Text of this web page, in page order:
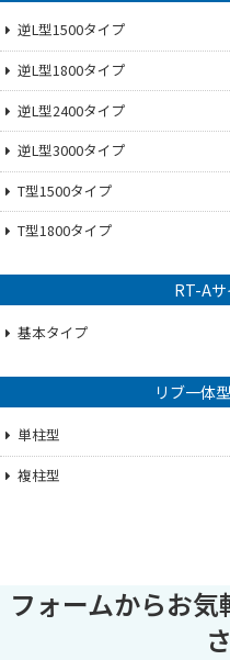
逆L型1500タイプ
逆L型1800タイプ
逆L型2400タイプ
逆L型3000タイプ
T型1500タイプ
T型1800タイプ
RT-A
基本タイプ
リブ一体
単柱型
複柱型
フォームからお